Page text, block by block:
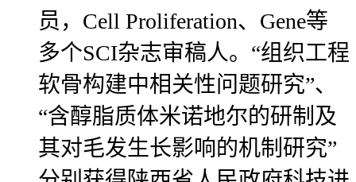
员，Cell Proliferation、Gene等
多个SCI杂志审稿人。“组织工程
软骨构建中相关性问题研究”、
“含醇脂质体米诺地尔的研制及
其对毛发生长影响的机制研究”